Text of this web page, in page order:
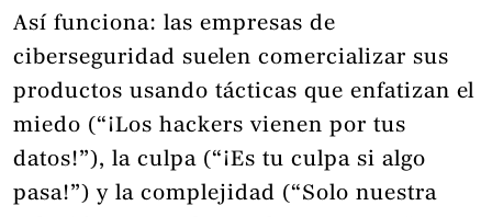
Así funciona: las empresas de
ciberseguridad suelen comercializar sus
productos usando tácticas que enfatizan el
miedo (“¡Los hackers vienen por tus
datos!”), la culpa (“¡Es tu culpa si algo
pasa!”) y la complejidad (“Solo nuestra